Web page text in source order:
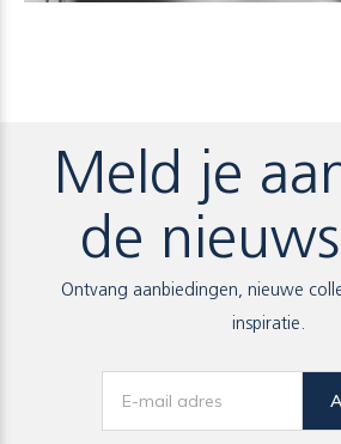
Meld je
de
Ontvang aanbiedingen, nieuwe
inspiratie.